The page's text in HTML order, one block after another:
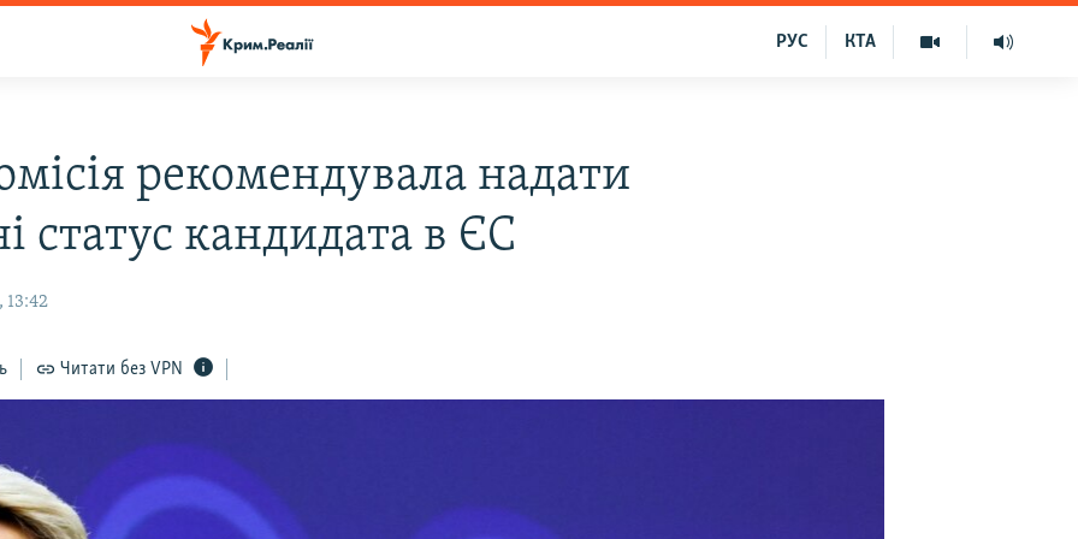
КТА
РУС
рекомендувала надати
статус кандидата в ЄС
13:42
Читати без VPN